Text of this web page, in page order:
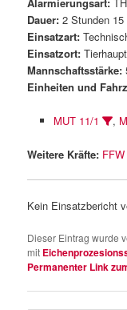
Dauer: 2 Stunden
Einsatzart:
Einsatzort:
Mannschaftsstärke:
Einheiten und
MUT 11/1 ,
Weitere Kräfte:
Kein Einsatzbericht
Dieser Eintrag wurde
mit
Permanenter Link